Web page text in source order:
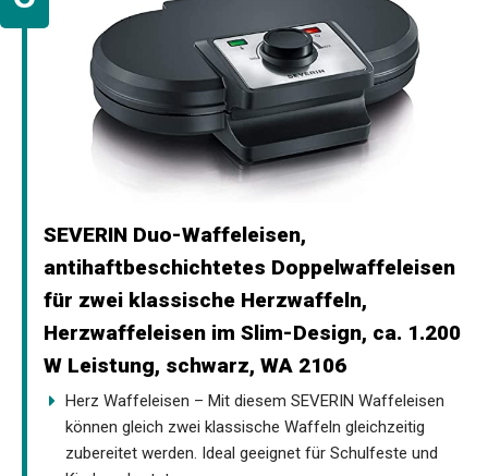
SEVERIN Duo-Waffeleisen,
antihaftbeschichtetes Doppelwaffeleisen
für zwei klassische Herzwaffeln,
Herzwaffeleisen im Slim-Design, ca. 1.200
W Leistung, schwarz, WA 2106
Herz Waffeleisen – Mit diesem SEVERIN Waffeleisen
können gleich zwei klassische Waffeln gleichzeitig
zubereitet werden. Ideal geeignet für Schulfeste und